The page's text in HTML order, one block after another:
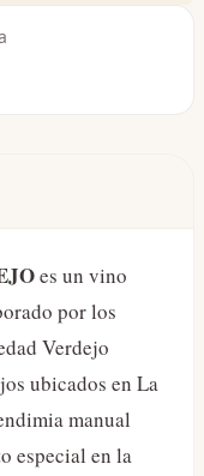
es un vino
por los
Verdejo
ubicados en La
manual
especial en la